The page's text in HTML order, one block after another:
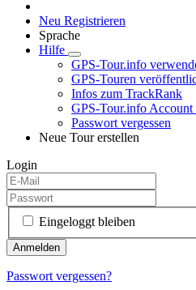
Neu Registrieren
Sprache
Hilfe
GPS-Tour.info
GPS-Touren
Infos zum TrackRank
GPS-Tour.info Account
Passwort vergessen
Neue Tour erstellen
Login
Eingeloggt bleiben
Passwort vergessen?